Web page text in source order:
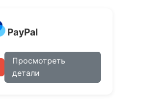
PayPal
Просмотреть
детали